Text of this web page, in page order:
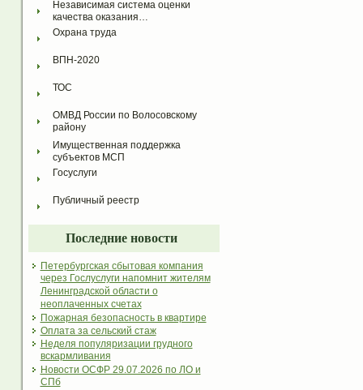
Независимая система оценки
качества оказания…
Охрана труда
ВПН-2020
ТОС
ОМВД России по Волосовскому
району
Имущественная поддержка
субъектов МСП
Госуслуги
Публичный реестр
Последние новости
Петербургская сбытовая компания
через Гослуслуги напомнит жителям
Ленинградской области о
неоплаченных счетах
Пожарная безопасность в квартире
Оплата за сельский стаж
Неделя популяризации грудного
вскармливания
Новости ОСФР 29.07.2026 по ЛО и
СПб